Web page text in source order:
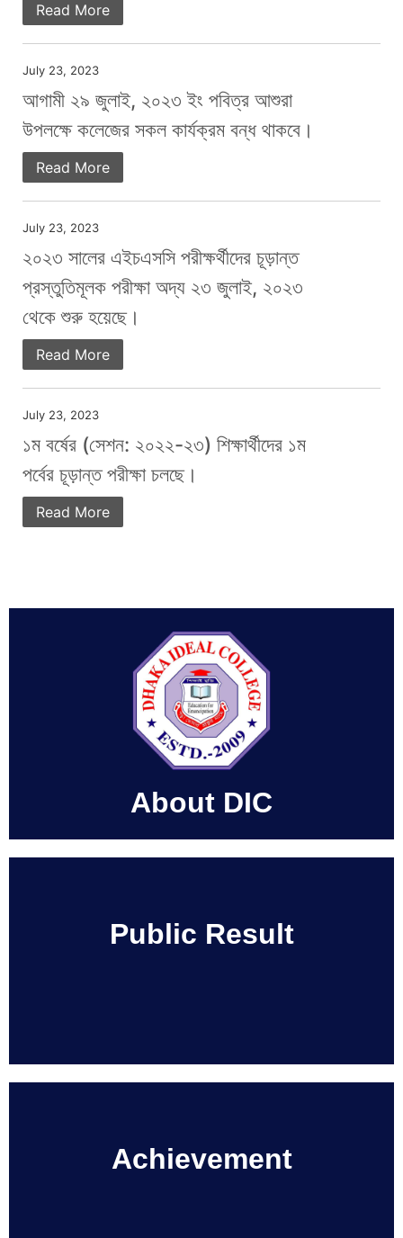
Read More
July 23, 2023
আগামী ২৯ জুলাই, ২০২৩ ইং পবিত্র আশুরা
উপলক্ষে কলেজের সকল কার্যক্রম বন্ধ থাকবে।
Read More
July 23, 2023
২০২৩ সালের এইচএসসি পরীক্ষর্থীদের চূড়ান্ত
প্রস্তুতিমূলক পরীক্ষা অদ্য ২৩ জুলাই, ২০২৩
থেকে শুরু হয়েছে।
Read More
July 23, 2023
১ম বর্ষের (সেশন: ২০২২-২৩) শিক্ষার্থীদের ১ম
পর্বের চূড়ান্ত পরীক্ষা চলছে।
Read More
About DIC
Public Result
Achievement